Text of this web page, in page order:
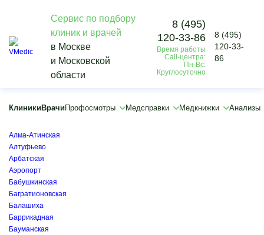
Сервис по подбору
клиник и врачей
в Москве
и Московской
области
8 (495)
120-33-86
Время работы
Call-центра:
Пн-Вс:
Круглосуточно
8 (495)
120-33-
86
Клиники Врачи Профосмотры Медсправки Медкнижки Анализы
Vmedic
Клиники
Академическая
Алма-Атинская
Алтуфьево
Арбатская
Аэропорт
Бабушкинская
Багратионовская
Балашиха
Баррикадная
Бауманская